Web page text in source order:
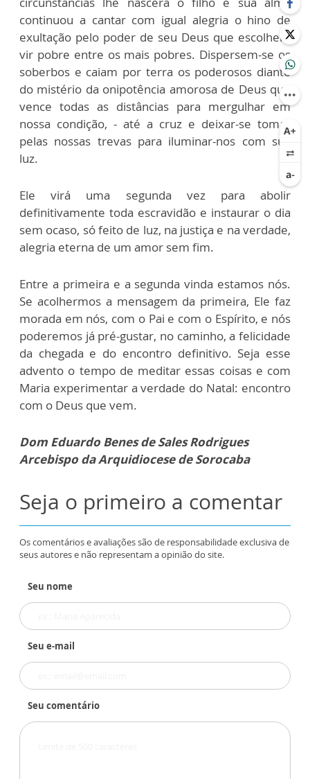
continuou a cantar com igual alegria o hino de
exultação pelo poder de seu Deus que escolhera
vir pobre entre os mais pobres. Dispersem-se os
soberbos e caiam por terra os poderosos diante
do mistério da onipotência amorosa de Deus que
vence todas as distâncias para mergulhar em
nossa condição, - até a cruz e deixar-se tomar
pelas nossas trevas para iluminar-nos com sua
luz.
Ele virá uma segunda vez para abolir
definitivamente toda escravidão e instaurar o dia
sem ocaso, só feito de luz, na justiça e na verdade,
alegria eterna de um amor sem fim.
Entre a primeira e a segunda vinda estamos nós.
Se acolhermos a mensagem da primeira, Ele faz
morada em nós, com o Pai e com o Espírito, e nós
poderemos já pré-gustar, no caminho, a felicidade
da chegada e do encontro definitivo. Seja esse
advento o tempo de meditar essas coisas e com
Maria experimentar a verdade do Natal: encontro
com o Deus que vem.
Dom Eduardo Benes de Sales Rodrigues
Arcebispo da Arquidiocese de Sorocaba
Seja o primeiro a comentar
Os comentários e avaliações são de responsabilidade exclusiva de
seus autores e não representam a opinião do site.
Seu nome
Seu e-mail
Seu comentário